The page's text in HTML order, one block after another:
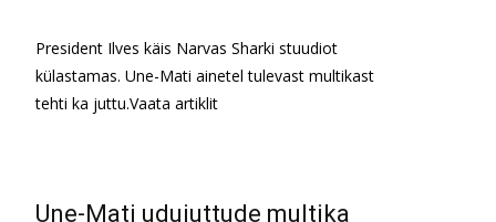
President Ilves käis Narvas Sharki stuudiot
külastamas. Une-Mati ainetel tulevast multikast
tehti ka juttu.Vaata artiklit
Une-Mati udujuttude multika